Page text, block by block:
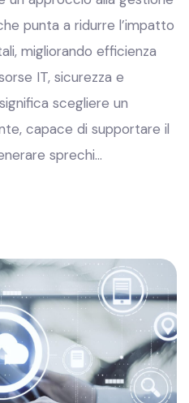
punta a ridurre l’impatto
migliorando efficienza
IT, sicurezza e
scegliere un
capace di supportare il
sprechi…